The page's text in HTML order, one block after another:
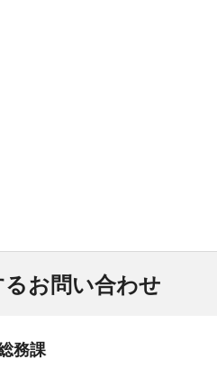
お問い合わせ
務課